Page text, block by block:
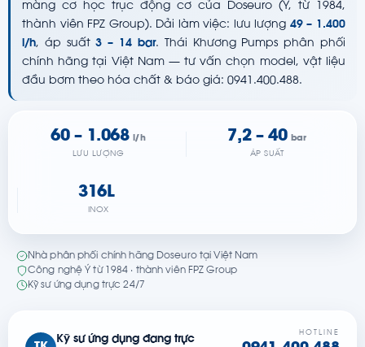
màng cơ học trục động cơ của Doseuro (Ý, từ 1984,
thành viên FPZ Group). Dải làm việc: lưu lượng 49 – 1.400
l/h, áp suất3 – 14 bar. Thái Khương Pumps phân phối
chính hãng tại Việt Nam — tư vấn chọn model, vật liệu
đầu bơm theo hóa chất & báo giá: 0941.400.488.
60 – 1.068 l/h
LƯU LƯỢNG
7,2 – 40 bar
ÁP SUẤT
316L
INOX
Nhà phân phối chính hãng Doseuro tại Việt Nam
Công nghệ Ý từ 1984 · thành viên FPZ Group
Kỹ sư ứng dụng trực 24/7
Kỹ sư ứng dụng đang trực
HOTLINE